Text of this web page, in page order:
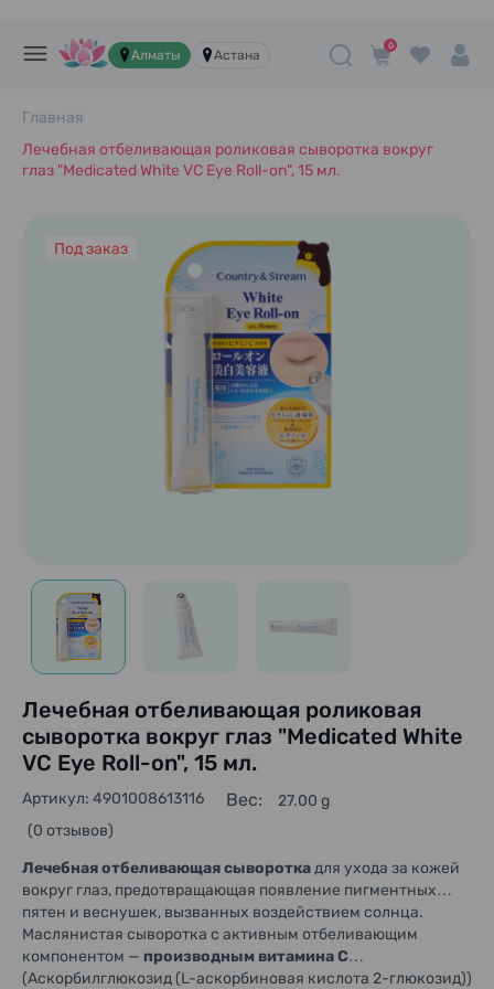
Алматы Астана
0
Главная
Лечебная отбеливающая роликовая сыворотка вокруг
глаз "Medicated White VC Eye Roll-on", 15 мл.
Под заказ
Лечебная отбеливающая роликовая
сыворотка вокруг глаз "Medicated White
VC Eye Roll-on", 15 мл.
(0 отзывов)
Артикул: 4901008613116 Вес: 27.00 g
Лечебная отбеливающая сывороткадля ухода за кожей
вокруг глаз, предотвращающая появление пигментных
пятен и веснушек, вызванных воздействием солнца.
Маслянистая сыворотка с активным отбеливающим
компонентом — производным витамина С
(Аскорбилглюкозид (L-аскорбиновая кислота 2-глюкозид))